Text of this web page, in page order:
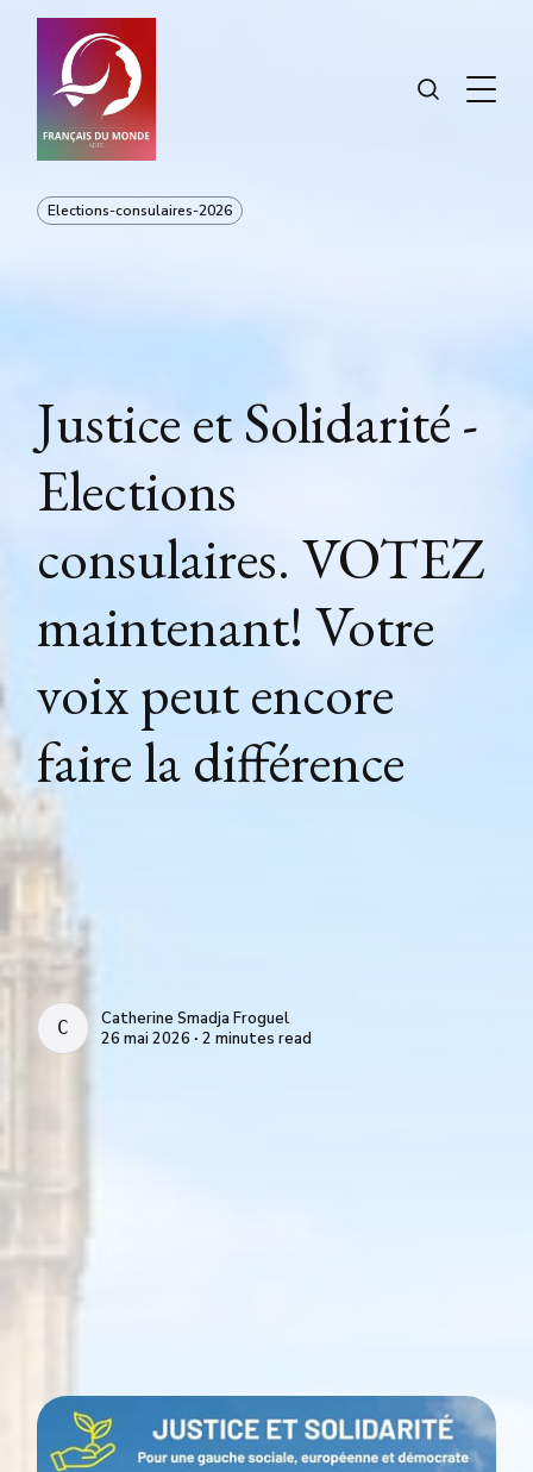
Elections-consulaires-2026
Justice et Solidarité -
Elections
consulaires. VOTEZ
maintenant! Votre
voix peut encore
faire la différence
CATHERINE SMADJA FROGUEL
Catherine Smadja Froguel
26 mai 2026 ∙ 2 minutes read